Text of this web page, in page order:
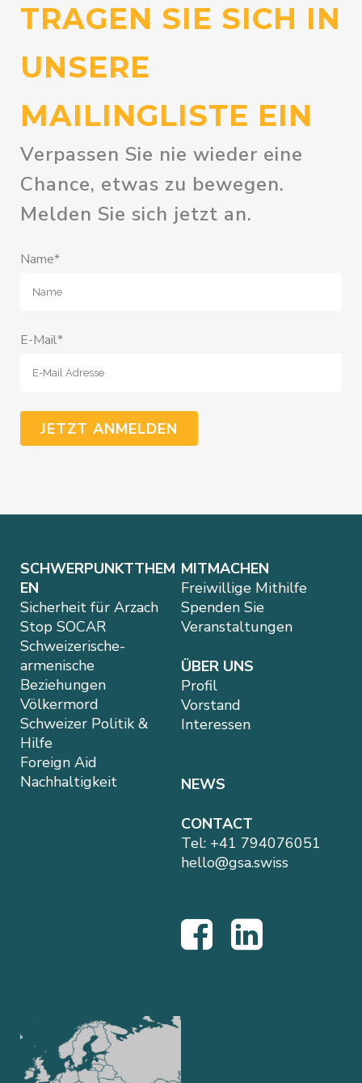
TRAGEN SIE SICH IN
UNSERE
MAILINGLISTE EIN
Verpassen Sie nie wieder eine
Chance, etwas zu bewegen.
Melden Sie sich jetzt an.
Name*
E-Mail*
SCHWERPUNKTTHEM
EN
Sicherheit für Arzach
Stop SOCAR
Schweizerische-
armenische
Beziehungen
Völkermord
Schweizer Politik &
Hilfe
Foreign Aid
Nachhaltigkeit
MITMACHEN
Freiwillige Mithilfe
Spenden Sie
Veranstaltungen
ÜBER UNS
Profil
Vorstand
Interessen
NEWS
CONTACT
Tel: +41 794076051
hello@gsa.swiss